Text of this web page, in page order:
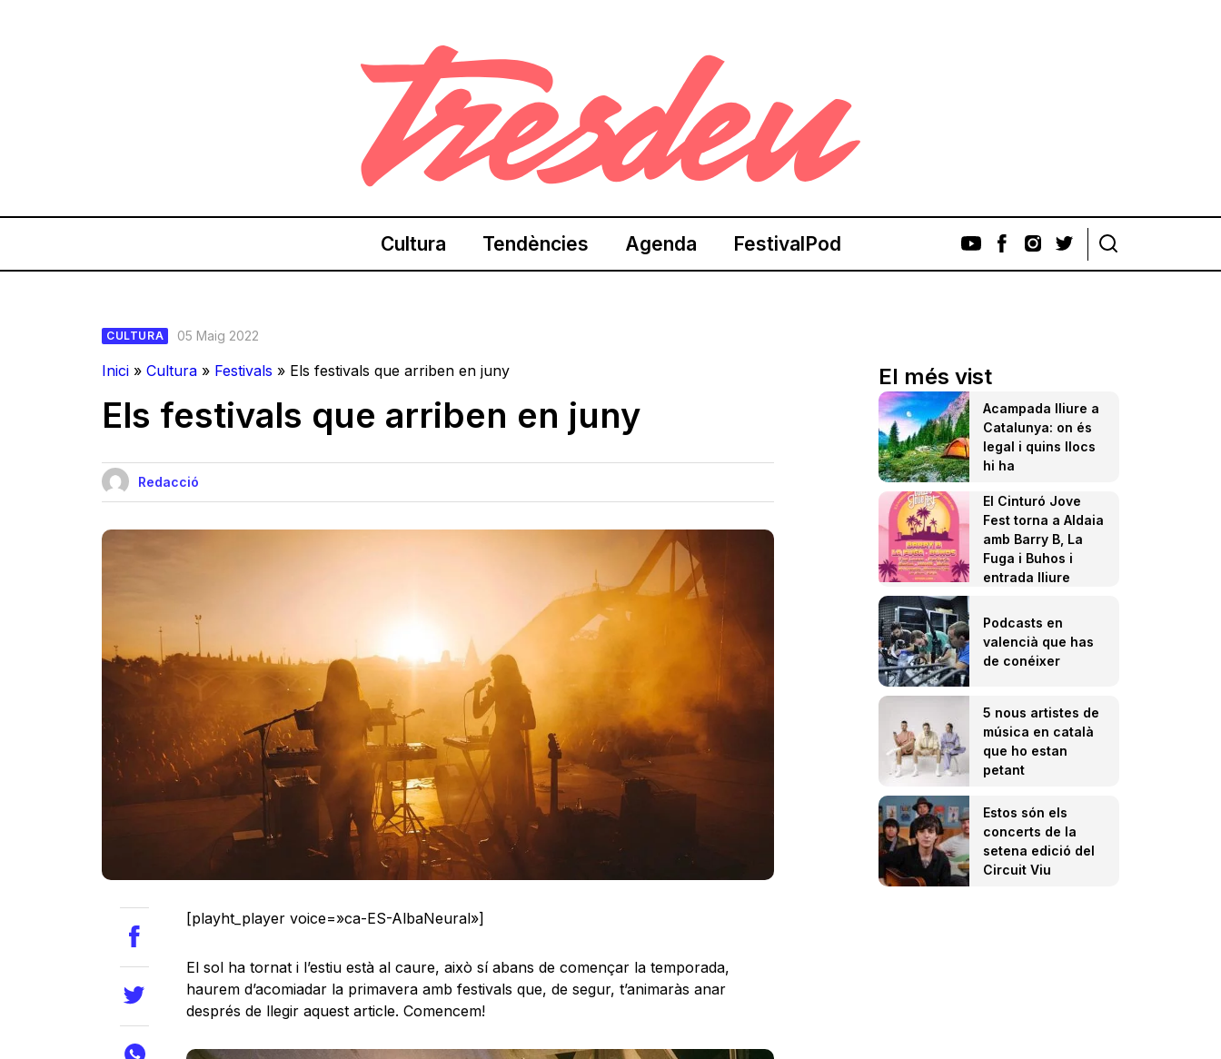
Cultura Tendències Agenda FestivalPod
CULTURA 05 Maig 2022
Inici » Cultura » Festivals » Els festivals que arriben en juny
Els festivals que arriben en juny
Redacció
[playht_player voice=»ca-ES-AlbaNeural»]
El sol ha tornat i l’estiu està al caure, això sí abans de començar la temporada,
haurem d’acomiadar la primavera amb festivals que, de segur, t’animaràs anar
després de llegir aquest article. Comencem!
El més vist
Acampada lliure a
Catalunya: on és
legal i quins llocs
hi ha
El Cinturó Jove
Fest torna a Aldaia
amb Barry B, La
Fuga i Buhos i
entrada lliure
Podcasts en
valencià que has
de conéixer
5 nous artistes de
música en català
que ho estan
petant
Estos són els
concerts de la
setena edició del
Circuit Viu